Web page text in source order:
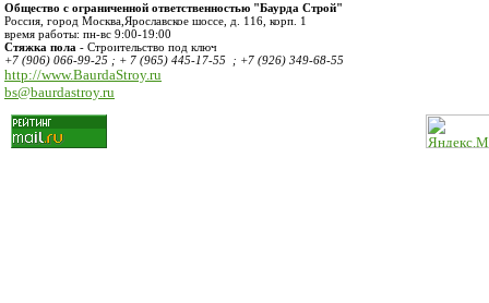
Общество с ограниченной ответственностью "Баурда Строй"
Россия город Москва Ярославское шоссе, д. 116, корп. 1
время работы: пн-вс 9:00-19:00
Стяжка пола - Строительство под ключ
+7 (906) 066-99-25 ; + 7 (965) 445-17-55 ; +7 (926) 349-68-55
http://www.BaurdaStroy.ru
bs@baurdastroy.ru